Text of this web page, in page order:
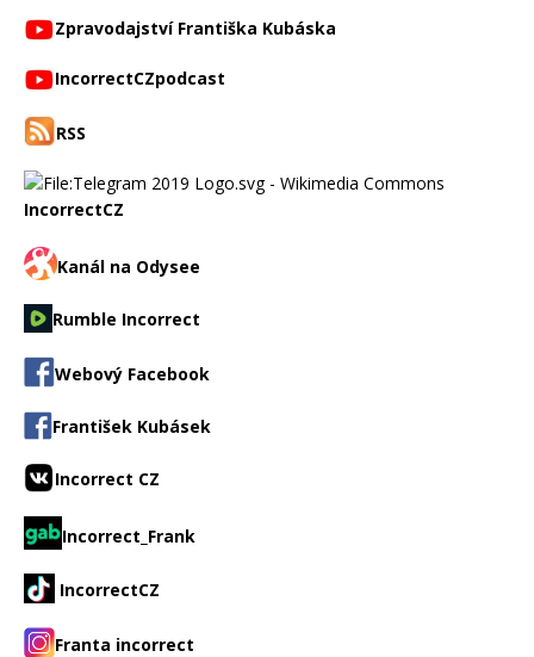
Zpravodajství Františka Kubáska
IncorrectCZpodcast
RSS
IncorrectCZ
Kanál na Odysee
Rumble Incorrect
Webový Facebook
František Kubásek
Incorrect CZ
Incorrect_Frank
IncorrectCZ
Franta incorrect